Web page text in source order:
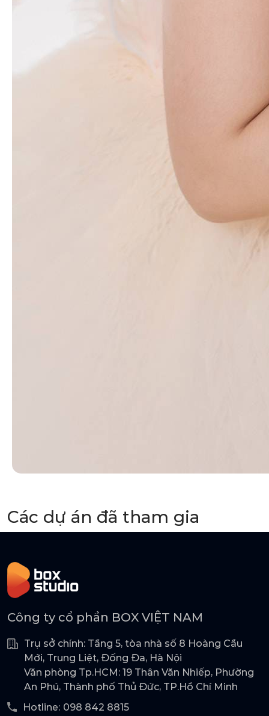
Các dự án đã tham gia
Công ty cổ phần BOX VIỆT NAM
Trụ sở chính: Tầng 5, tòa nhà số 8 Hoàng Cầu
Mới, Trung Liệt, Đống Đa, Hà Nội
Văn phòng Tp.HCM: 19 Thân Văn Nhiếp, Phường
An Phú, Thành phố Thủ Đức, TP.Hồ Chí Minh
Hotline: 098 842 8815